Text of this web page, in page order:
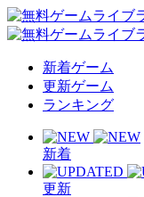
新着ゲーム
更新ゲーム
ランキング
新着
更新